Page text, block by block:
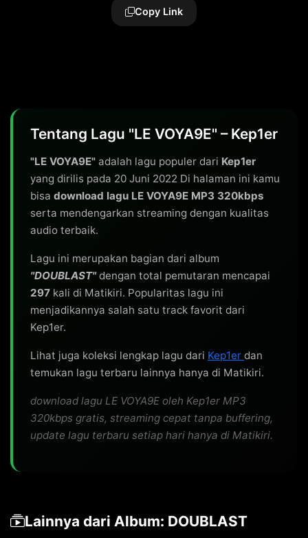
Copy Link
Tentang Lagu "LE VOYA9E" – Kep1er
"LE VOYA9E" adalah lagu populer dari Kep1er
yang dirilis pada 20 Juni 2022 Di halaman ini kamu
bisa download lagu LE VOYA9E MP3 320kbps
serta mendengarkan streaming dengan kualitas
audio terbaik.
Lagu ini merupakan bagian dari album
"DOUBLAST"dengan total pemutaran mencapai
297 kali di Matikiri. Popularitas lagu ini
menjadikannya salah satu track favorit dari
Kep1er.
Lihat juga koleksi lengkap lagu dari Kep1er dan
temukan lagu terbaru lainnya hanya di Matikiri.
download lagu LE VOYA9E oleh Kep1er MP3
320kbps gratis, streaming cepat tanpa buffering,
update lagu terbaru setiap hari hanya di Matikiri.
Lainnya dari Album: DOUBLAST